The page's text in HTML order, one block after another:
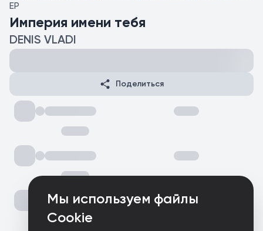
Мы используем файлы
Cookie
EP
Империя имени тебя
DENIS VLADI
Поделиться